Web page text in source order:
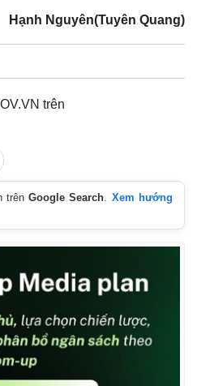
Quân sự - Quốc phòng
Vũ khí
Việt Nam
Hạnh Nguyên(Tuyên Quang)
trên
trênGoogle Search. Xem hướng